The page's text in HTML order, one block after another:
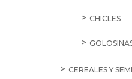
CHICLES
CEREALES Y